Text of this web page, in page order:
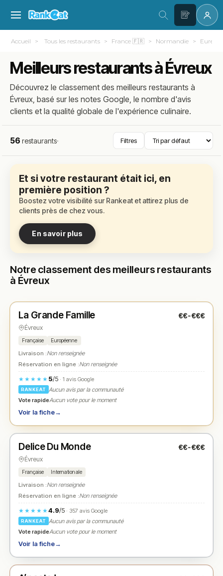
Accueil Tous les restaurants France 🇫🇷 Normandie Eure
Meilleurs restaurants à Évreux
Découvrez le classement des meilleurs restaurants à
Évreux, basé sur les notes Google, le nombre d'avis
clients et la qualité globale de l'expérience culinaire.
56 restaurants· Filtres
Et si votre restaurant était ici, en
première position ?
Boostez votre visibilité sur Rankeat et attirez plus de
clients près de chez vous.
En savoir plus
Notre classement des meilleurs restaurants
à Évreux
★ N° 1
La Grande Famille €€-€€€
Évreux
Française Européenne
Livraison :Non renseignée
Réservation en ligne :Non renseignée
★★★★★ 5/5· 1 avis Google
RANKEAT
Aucun avis par la communauté
Vote rapideAucun vote pour le moment
Voir la fiche→
★ N° 2
Delice Du Monde €€-€€€
Évreux
Française Internationale
Livraison :Non renseignée
Réservation en ligne :Non renseignée
★★★★★4.9/5· 357 avis Google
RANKEAT
Aucun avis par la communauté
Vote rapideAucun vote pour le moment
Voir la fiche→